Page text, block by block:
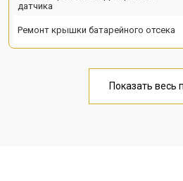
датчика
Ремонт крышки батарейного отсека
Показать весь